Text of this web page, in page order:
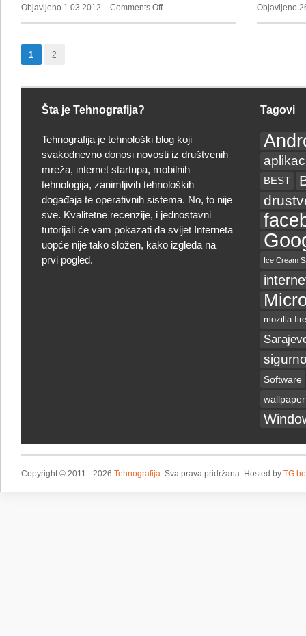
Objavljeno 1.03.2012. - Comments Offon
Nokia
Objavljeno
1 2
Šta je Tehnografija?
Tehnografija je tehnološki blog koji
svakodnevno donosi novosti iz društvenih
mreža, internet startupa, mobilnih
tehnologija, zanimljivih tehnoloških
događaja te operativnih sistema. No, to nije
sve. Kvalitetne recenzije, i jednostavni
tutorijali će vam pokazati da svijet Interneta
uopće nije tako složen, kako izgleda na
prvi pogled.
Tagovi
BEST
Ice Cream
mozilla
Software
wallpaper
Copyright © 2011 - 2026 Tehnografija. Sva prava pridržana. Hosted by TG